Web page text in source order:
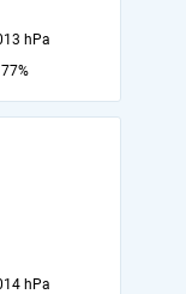
hPa
77%
hPa